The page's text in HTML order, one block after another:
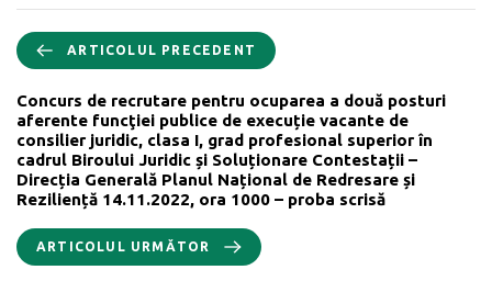
ARTICOLUL PRECEDENT
Concurs de recrutare pentru ocuparea a două posturi
aferente funcţiei publice de execuție vacante de
consilier juridic, clasa I, grad profesional superior în
cadrul Biroului Juridic și Soluționare Contestații –
Direcția Generală Planul Național de Redresare și
Reziliență 14.11.2022, ora 1000 – proba scrisă
ARTICOLUL URMĂTOR